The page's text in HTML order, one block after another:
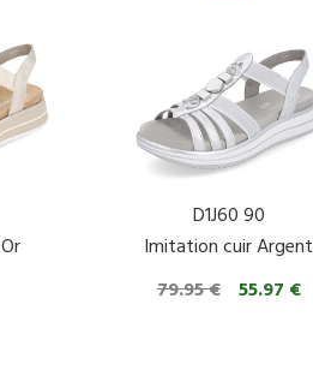
D1J60 90
Imitation cuir Argent
79.95 € 55.97 €